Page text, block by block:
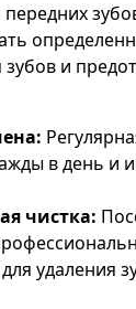
и
в день и
чистка:
удаления